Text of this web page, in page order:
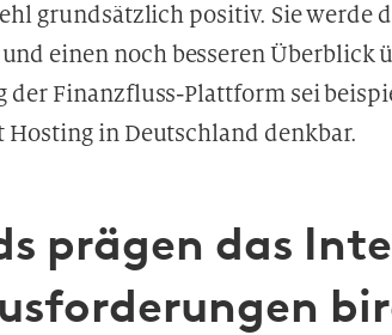
grundsätzlich positiv. Sie werde
einen noch besseren Überblick
Finanzfluss-Plattform sei
in Deutschland denkbar.
prägen das